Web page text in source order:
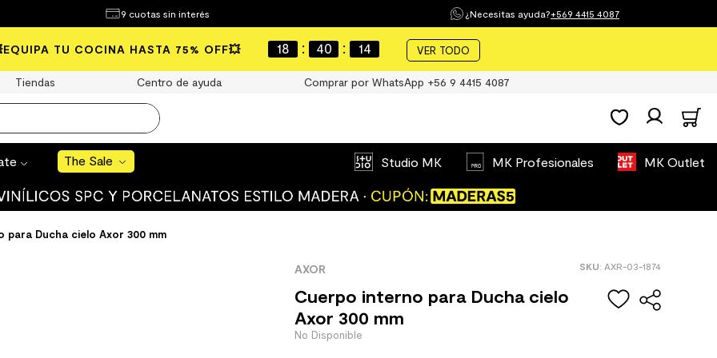
9 cuotas sin interés ¿Necesitas ayuda?+569 4415 4087
TU COCINA HASTA 75% OFF💥 18 : 40 : 14 VER TODO
Tiendas Centro de ayuda Comprar por WhatsApp +56 9 4415 4087
The Sale Studio MK MK Profesionales MK Outlet
Sale
¿Qué estás buscando?
para Ducha cielo Axor 300 mm
AXOR : AXR-03-1874
Cuerpo interno para Ducha cielo
Axor 300 mm